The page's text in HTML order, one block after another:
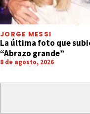
JORGE MESSI
La última foto que
“Abrazo grande”
8 de agosto, 2026